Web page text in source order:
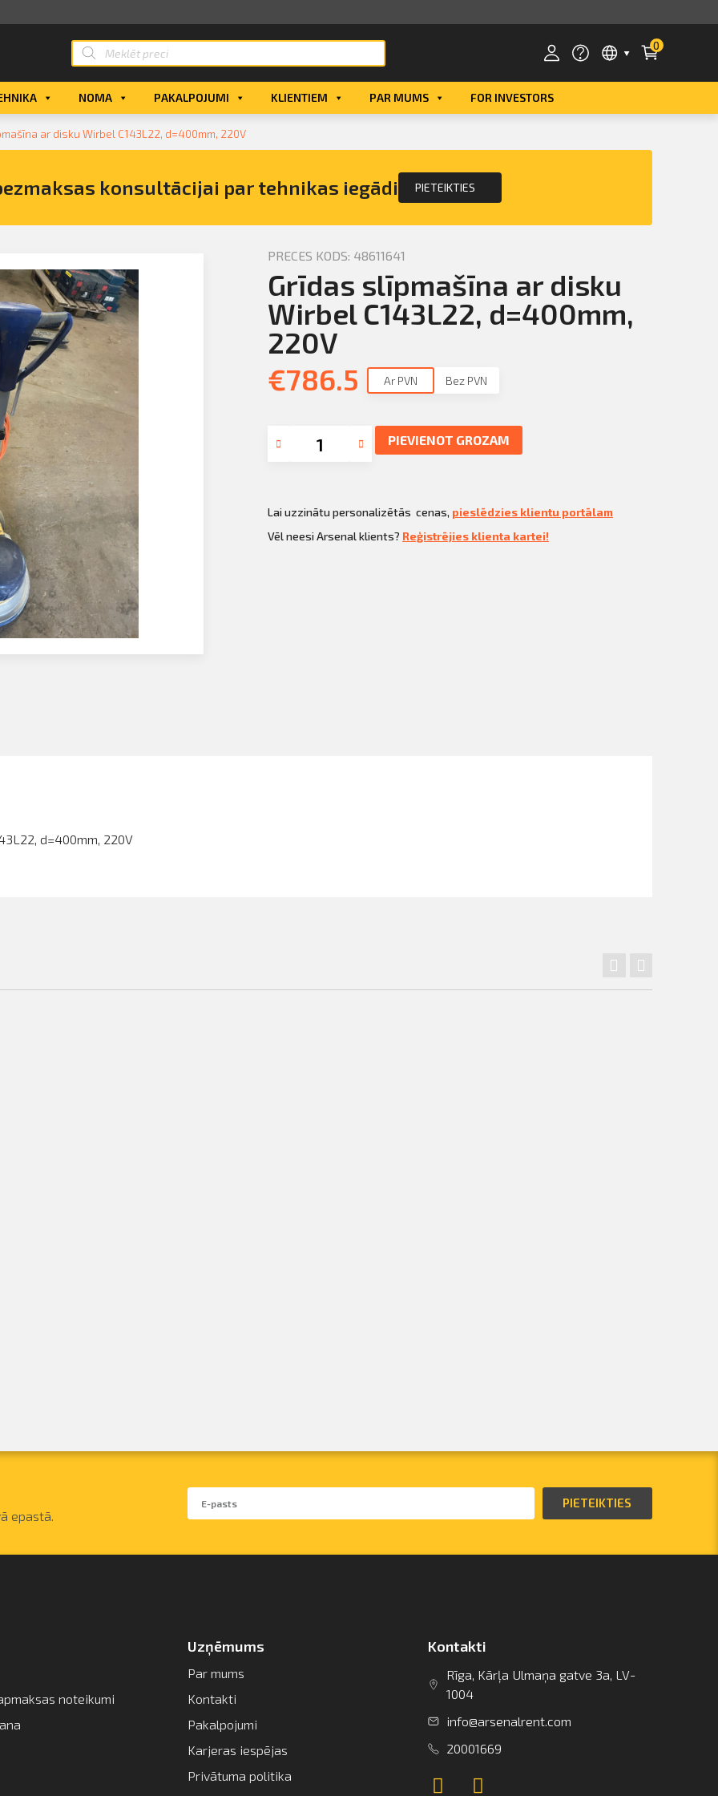
0
eParaksts
NOMA PAKALPOJUMI KLIENTIEM PAR MUMS FOR INVESTORS
ar disku Wirbel C143L22, d=400mm, 220V
konsultācijai par tehnikas iegādi PIETEIKTIES
PRECES KODS: 48611641
Grīdas slīpmašīna ar disku
Wirbel C143L22, d=400mm,
220V
€786.5 Ar PVN Bez PVN
PIEVIENOT GROZAM
Lai uzzinātu personalizētās cenas, pieslēdzies klientu portālam
Vēl neesi Arsenal klients? Reģistrējies klienta kartei!
d=400mm, 220V
epastā.
PIETEIKTIES
noteikumi
Uzņēmums
Par mums
Kontakti
Pakalpojumi
Karjeras iespējas
Privātuma politika
Kontakti
Rīga, Kārļa Ulmaņa gatve 3a, LV-
1004
info@arsenalrent.com
20001669